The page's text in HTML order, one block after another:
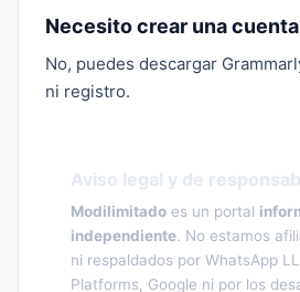
Necesito crear una
No, puedes descargar
ni registro.
Aviso legal y de
Modilimitado es un portal
independiente. No estamos
ni respaldados por WhatsApp
Platforms, Google ni por los